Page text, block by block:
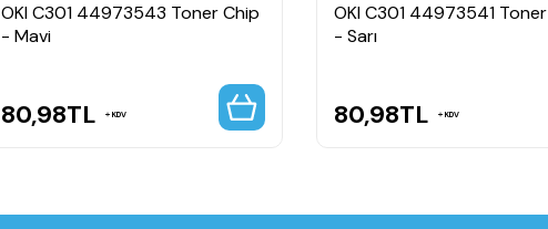
OKI C301 44973543 Toner Chip
- Mavi
80,98TL KDV
OKI C301 44973541
- Sarı
80,98TL KDV